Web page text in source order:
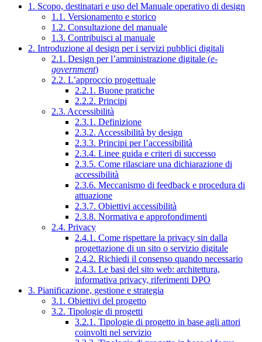
1. Scopo, destinatari e uso del Manuale operativo di design
1.1. Versionamento e storico
1.2. Consultazione del manuale
1.3. Contribuisci al manuale
2. Introduzione al design per i servizi pubblici digitali
2.1. Design per l’amministrazione digitale (e-
government)
2.2. L’approccio progettuale
2.2.1. Buone pratiche
2.2.2. Principi
2.3. Accessibilità
2.3.1. Definizione
2.3.2. Accessibilità by design
2.3.3. Principi per l’accessibilità
2.3.4. Linee guida e criteri di successo
2.3.5. Come rilasciare una dichiarazione di
accessibilità
2.3.6. Meccanismo di feedback e procedura di
attuazione
2.3.7. Obiettivi accessibilità
2.3.8. Normativa e approfondimenti
2.4. Privacy
2.4.1. Come rispettare la privacy sin dalla
progettazione di un sito o servizio digitale
2.4.2. Richiedi il consenso quando necessario
2.4.3. Le basi del sito web: architettura,
informativa privacy, riferimenti DPO
3. Pianificazione, gestione e strategia
3.1. Obiettivi del progetto
3.2. Tipologie di progetti
3.2.1. Tipologie di progetto in base agli attori
coinvolti nel servizio